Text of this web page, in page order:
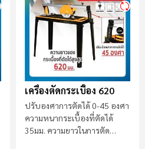
เครื่องตัดกระเบื้อง 620
ปรับองศาการตัดได้ 0-45 องศา
ความหนากระเบื้องที่ตัดได้
35มม. ความยาวในการตัด